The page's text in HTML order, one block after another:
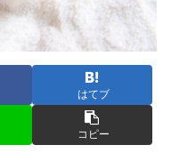
はてブ
コピー